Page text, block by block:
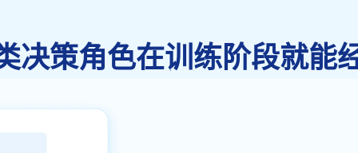
决策角色在训练阶段就能